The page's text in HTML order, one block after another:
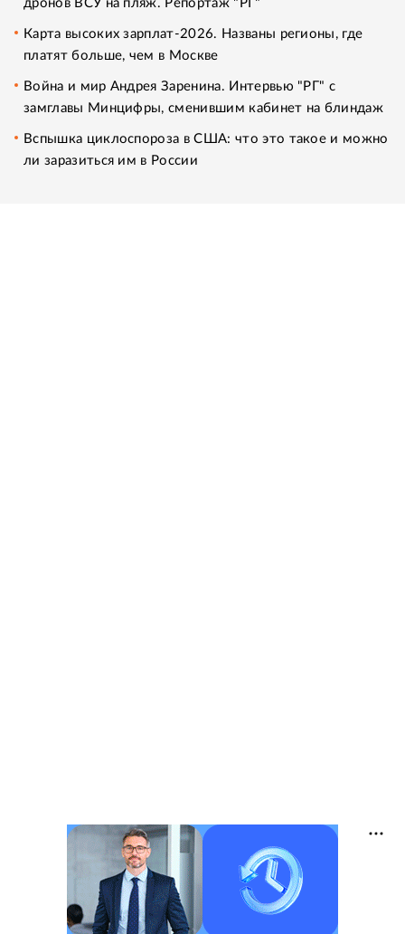
дронов ВСУ на пляж. Репортаж "РГ"
Карта высоких зарплат-2026. Названы регионы, где
платят больше, чем в Москве
Война и мир Андрея Заренина. Интервью "РГ" с
замглавы Минцифры, сменившим кабинет на блиндаж
Вспышка циклоспороза в США: что это такое и можно
ли заразиться им в России